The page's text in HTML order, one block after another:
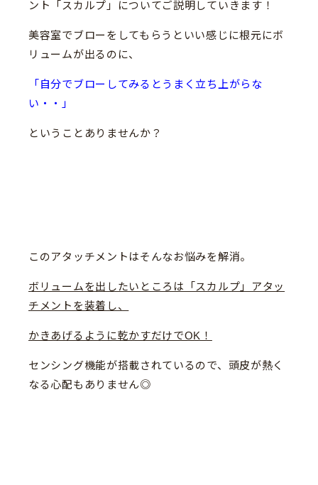
ント「スカルプ」についてご説明していきます！
美容室でブローをしてもらうといい感じに根元にボ
リュームが出るのに、
「自分でブローしてみるとうまく立ち上がらな
い・・」
ということありませんか？
このアタッチメントはそんなお悩みを解消。
ボリュームを出したいところは「スカルプ」アタッ
チメントを装着し、
かきあげるように乾かすだけでOK！
センシング機能が搭載されているので、頭皮が熱く
なる心配もありません◎